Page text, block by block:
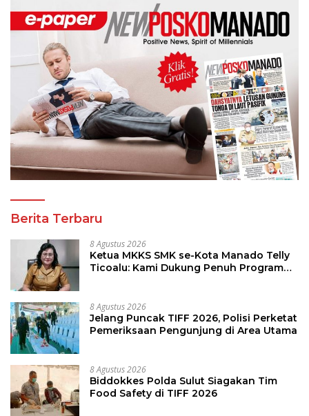
Berita Terbaru
8 Agustus 2026
Ketua MKKS SMK se-Kota Manado Telly
Ticoalu: Kami Dukung Penuh Program
8 Agustus 2026
Jelang Puncak TIFF 2026, Polisi Perketat
Pemeriksaan Pengunjung di Area Utama
8 Agustus 2026
Biddokkes Polda Sulut Siagakan Tim
Food Safety di TIFF 2026